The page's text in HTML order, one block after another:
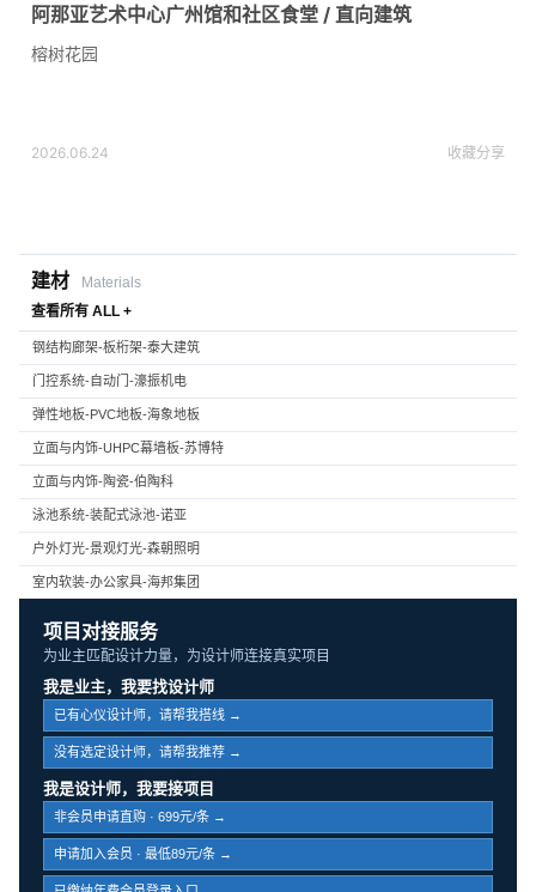
阿那亚艺术中心广州馆和社区食堂 / 直向建筑
榕树花园
2026.06.24 收藏分享
建材
Materials
查看所有 ALL +
钢结构廊架-板桁架-泰大建筑
门控系统-自动门-濠振机电
弹性地板-PVC地板-海象地板
立面与内饰-UHPC幕墙板-苏博特
立面与内饰-陶瓷-伯陶科
泳池系统-装配式泳池-诺亚
户外灯光-景观灯光-森朝照明
室内软装-办公家具-海邦集团
项目对接服务
为业主匹配设计力量，为设计师连接真实项目
我是业主，我要找设计师
已有心仪设计师，请帮我搭线 →
没有选定设计师，请帮我推荐 →
我是设计师，我要接项目
非会员申请直购 · 699元/条 →
申请加入会员 · 最低89元/条 →